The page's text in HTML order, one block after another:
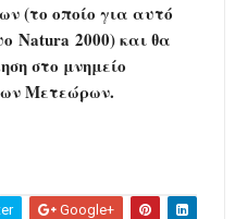
(το οποίο για αυτό
Natura 2000) και θα
στο μνημείο
Μετεώρων.
Google+